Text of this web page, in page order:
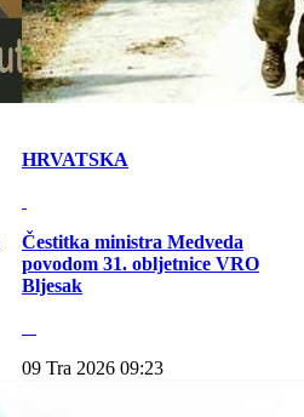
HRVATSKA
Čestitka ministra Medveda
povodom 31. obljetnice VRO
Bljesak
09 Tra 2026 09:23